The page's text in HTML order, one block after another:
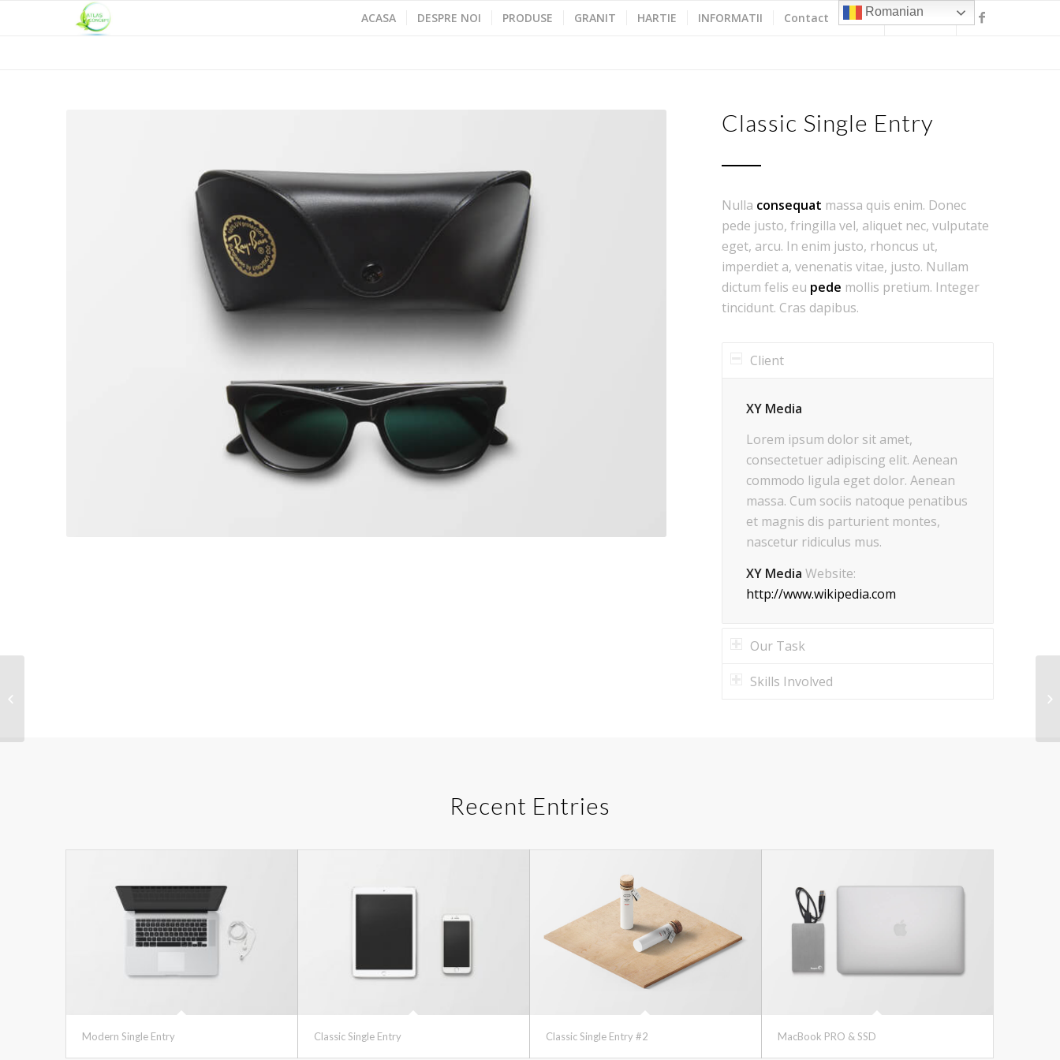
ACASA DESPRE NOI PRODUSE GRANIT HARTIE INFORMATII Contact
Classic Single Entry
Nulla consequat massa quis enim. Donec
pede justo, fringilla vel, aliquet nec, vulputate
eget, arcu. In enim justo, rhoncus ut,
imperdiet a, venenatis vitae, justo. Nullam
dictum felis eu pede mollis pretium. Integer
tincidunt. Cras dapibus.
Client
XY Media
Lorem ipsum dolor sit amet,
consectetuer adipiscing elit. Aenean
commodo ligula eget dolor. Aenean
massa. Cum sociis natoque penatibus
et magnis dis parturient montes,
nascetur ridiculus mus.
XY Media Website:
http://www.wikipedia.com
Our Task
Skills Involved
Recent Entries
Modern Single Entry Classic Single Entry Classic Single Entry #2 MacBook PRO & SSD
Romanian